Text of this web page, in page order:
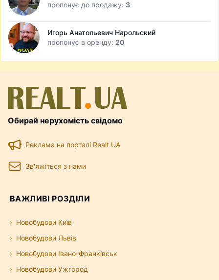
пропонує до продажу: 3
Игорь Анатольевич Нарольский
пропонує в оренду: 20
Обирай нерухомість свідомо
Реклама на порталі Realt.UA
Зв'яжіться з нами
ВАЖЛИВІ РОЗДІЛИ
Новобудови Київ
Новобудови Львів
Новобудови Івано-Франківськ
Новобудови Ужгород